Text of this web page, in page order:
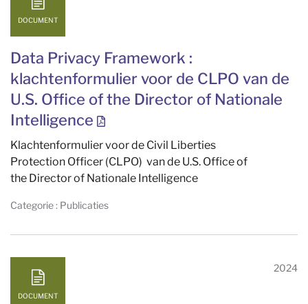
DOCUMENT
Data Privacy Framework :
klachtenformulier voor de CLPO van de
U.S. Office of the Director of Nationale
Intelligence
Klachtenformulier voor de Civil Liberties
Protection Officer (CLPO) van de U.S. Office of
the Director of Nationale Intelligence
Categorie : Publicaties
DOCUMENT
2024